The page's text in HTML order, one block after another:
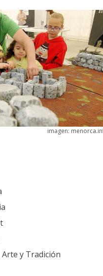
imagen:
y Tradición